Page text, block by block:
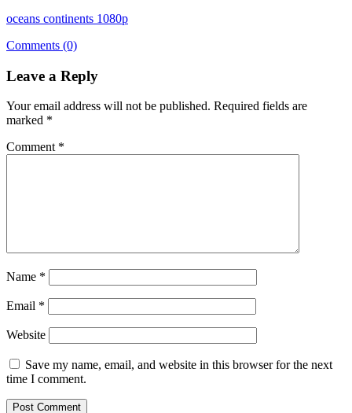
oceans continents 1080p
Comments (0)
Leave a Reply
Your email address will not be published. Required fields are
marked *
Comment *
Name *
Email *
Website
Save my name, email, and website in this browser for the next
time I comment.